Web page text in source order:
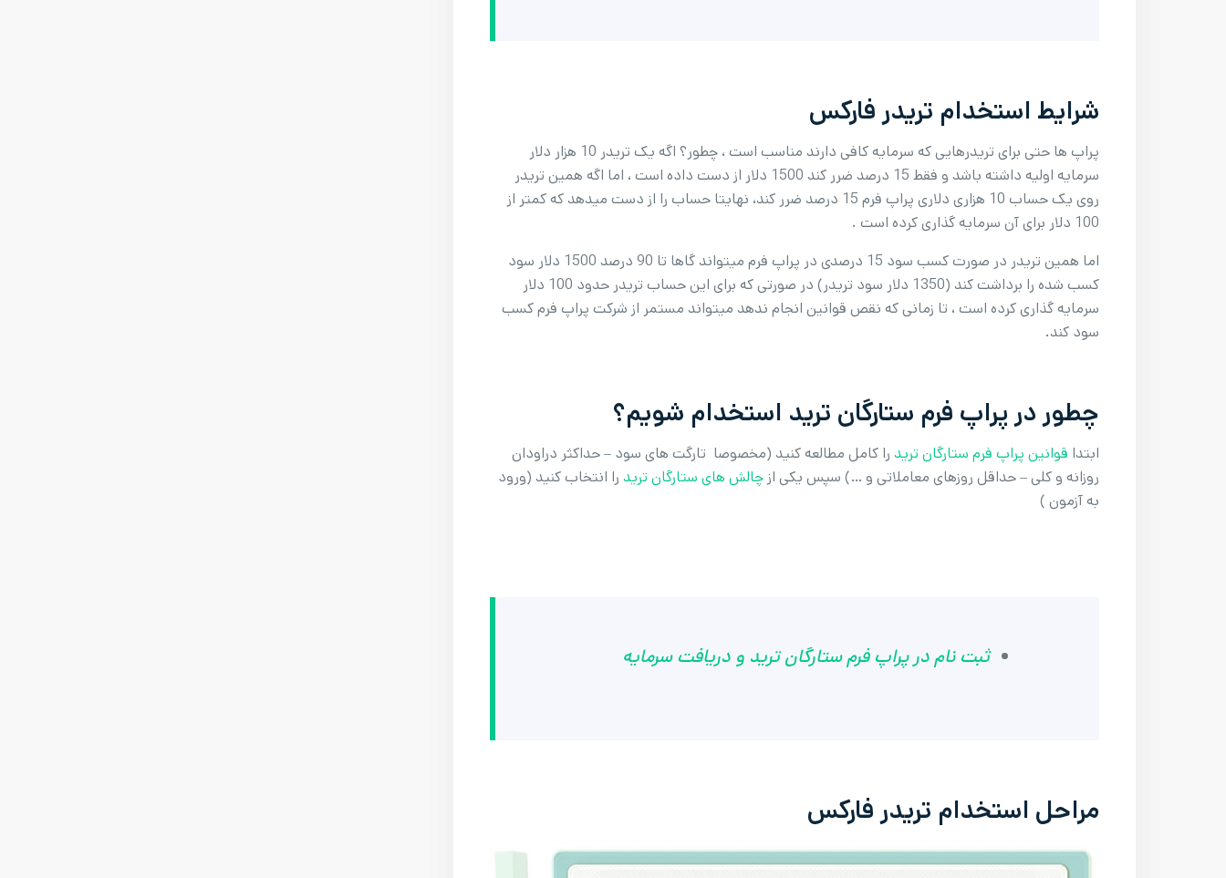
شرایط استخدام تریدر فارکس
پراپ ها حتی برای تریدرهایی که سرمایه کافی دارند مناسب است ، چطور؟ اگه یک تریدر 10 هزار دلار
سرمایه اولیه داشته باشد و فقط 15 درصد ضرر کند 1500 دلار از دست داده است ، اما اگه همین تریدر
روی یک حساب 10 هزاری دلاری پراپ فرم 15 درصد ضرر کند، نهایتا حساب را از دست میدهد که کمتر از
100 دلار برای آن سرمایه گذاری کرده است .
اما همین تریدر در صورت کسب سود 15 درصدی در پراپ فرم میتواند گاها تا 90 درصد 1500 دلار سود
کسب شده را برداشت کند (1350 دلار سود تریدر) در صورتی که برای این حساب تریدر حدود 100 دلار
سرمایه گذاری کرده است ، تا زمانی که نقص قوانین انجام ندهد میتواند مستمر از شرکت پراپ فرم کسب
سود کند.
چطور در پراپ فرم ستارگان ترید استخدام شویم؟
ابتدا قوانین پراپ فرم ستارگان ترید را کامل مطالعه کنید (مخصوصا تارگت های سود – حداکثر دراودان
روزانه و کلی – حداقل روزهای معاملاتی و …) سپس یکی از چالش های ستارگان ترید را انتخاب کنید (ورود
به آزمون )
ثبت نام در پراپ فرم ستارگان ترید و دریافت سرمایه
مراحل استخدام تریدر فارکس